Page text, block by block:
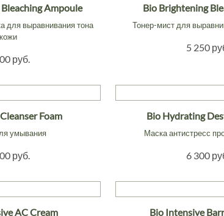
Ampoule
для выравнивания тона
кожи
руб.
Bio Brightening
Тонер-мист для
5 250
Foam
умывания
руб.
Bio Hydrating
Маска антистресс
6 300
AC Cream Bio Intensive